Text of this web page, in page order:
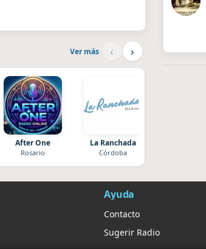
Ver más ‹ ›
After One
Rosario
La Ranchada
Córdoba
Ayuda
Contacto
Sugerir Radio